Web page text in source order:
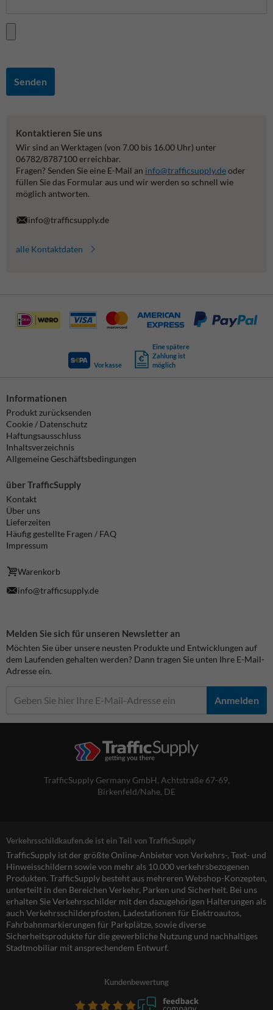
Senden
Kontaktieren Sie uns
Wir sind an Werktagen (von 7.00 bis 16.00 Uhr) unter
06782/8787100 erreichbar.
Fragen? Senden Sie eine E-Mail an info@trafficsupply.deoder
füllen Sie das Formular aus und wir werden so schnell wie
möglich antworten.
info@trafficsupply.de
alle Kontaktdaten
Vorkasse
Eine spätere
Zahlung ist
möglich
Informationen
Produkt zurücksenden
Cookie / Datenschutz
Haftungsausschluss
Inhaltsverzeichnis
Allgemeine Geschäftsbedingungen
über TrafficSupply
Kontakt
Über uns
Lieferzeiten
Häufig gestellte Fragen / FAQ
Impressum
Warenkorb
info@trafficsupply.de
Melden Sie sich für unseren Newsletter an
Möchten Sie über unsere neusten Produkte und Entwicklungen auf
dem Laufenden gehalten werden? Dann tragen Sie unten Ihre E-Mail-
Adresse ein.
Anmelden
TrafficSupply Germany GmbH, Achtstraße 67-69,
Birkenfeld/Nahe, DE
Verkehrsschildkaufen.de ist ein Teil von TrafficSupply
TrafficSupply ist der größte Online-Anbieter von Verkehrs-, Text- und
Hinweisschildern sowie von mehr als 10.000 verkehrsbezogenen
Produkten. TrafficSupply besteht aus mehreren Webshop-Konzepten,
unterteilt in den Bereichen Verkehr, Parken und Sicherheit. Bei uns
erhalten Sie Verkehrsschilder mit den dazugehörigen Halterungen als
auch Verkehrsschilderpfosten, Ladestationen für Elektroautos,
Fahrbahnmarkierungen für Parkplätze, sowie diverse
Sicherheitsprodukte für die gewerbliche Nutzung und nachhaltiges
Stadtmobiliar mit ansprechendem Entwurf.
Kundenbewertung